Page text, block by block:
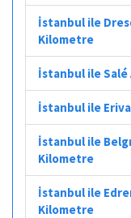
İstanbul ile
Kilometre
İstanbul ile Salé
İstanbul ile
İstanbul ile
Kilometre
İstanbul ile
Kilometre